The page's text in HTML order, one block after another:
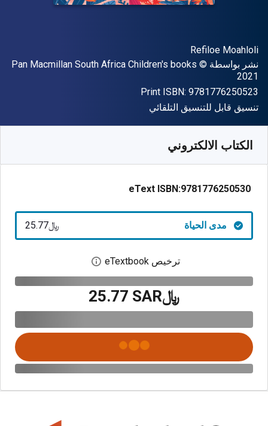
المؤلف (المؤلفون)
Refiloe Moahloli
الناشر
نشر بواسطة Pan Macmillan South Africa Children's books
حقوق الطبع والنشر ©
2021
Print ISBN: 9781776250523
شكل
تنسيق قابل للتنسيق التلقائي
الكتاب الالكتروني
eText ISBN:9781776250530
مدى الحياة ﷼‎25.77
ترخيص eTextbook افتح مربع حوار
﷼‎25.77 SAR